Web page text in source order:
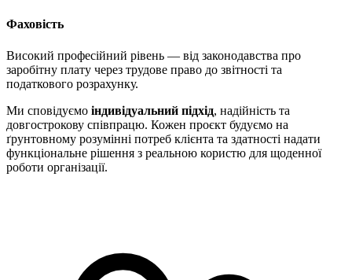
Фаховість
Високий професійний рівень — від законодавства про
заробітну плату через трудове право до звітності та
податкового розрахунку.
Ми сповідуємо індивідуальний підхід, надійність та
довгострокову співпрацю. Кожен проєкт будуємо на
ґрунтовному розумінні потреб клієнта та здатності надати
функціональне рішення з реальною користю для щоденної
роботи організації.